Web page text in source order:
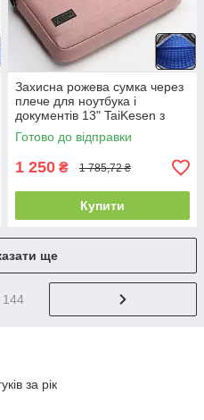
Захисна рожева сумка через
плече для ноутбука і
документів 13" TaiKesen з
текстильного матеріалу
Готово до відправки
1 250 ₴ 1 785,72 ₴
Купити
ще
144
за рік